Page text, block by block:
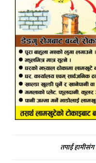
तपाईं हामीसंग